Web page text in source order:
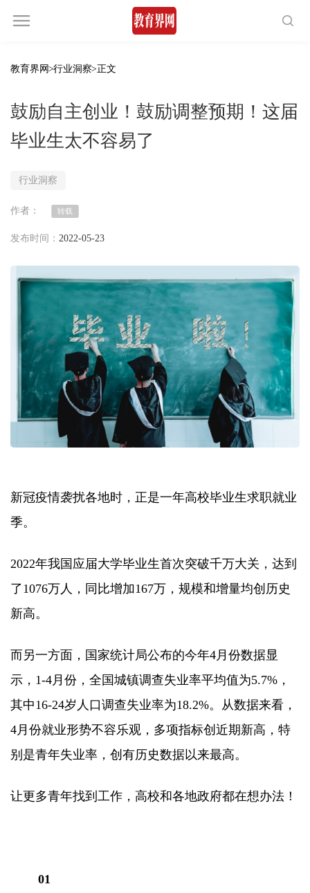
教育界网>行业洞察>正文
鼓励自主创业！鼓励调整预期！这届
毕业生太不容易了
行业洞察
作者： 转载
发布时间： 2022-05-23
新冠疫情袭扰各地时，正是一年高校毕业生求职就业
季。
2022年我国应届大学毕业生首次突破千万大关，达到
了1076万人，同比增加167万，规模和增量均创历史
新高。
而另一方面，国家统计局公布的今年4月份数据显
示，1-4月份，全国城镇调查失业率平均值为5.7%，
其中16-24岁人口调查失业率为18.2%。从数据来看，
4月份就业形势不容乐观，多项指标创近期新高，特
别是青年失业率，创有历史数据以来最高。
让更多青年找到工作，高校和各地政府都在想办法！
01